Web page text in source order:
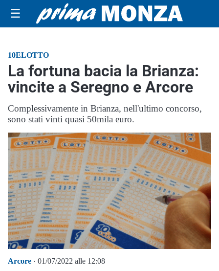
☰
10ELOTTO
La fortuna bacia la Brianza:
vincite a Seregno e Arcore
Complessivamente in Brianza, nell'ultimo concorso,
sono stati vinti quasi 50mila euro.
Arcore · 01/07/2022 alle 12:08